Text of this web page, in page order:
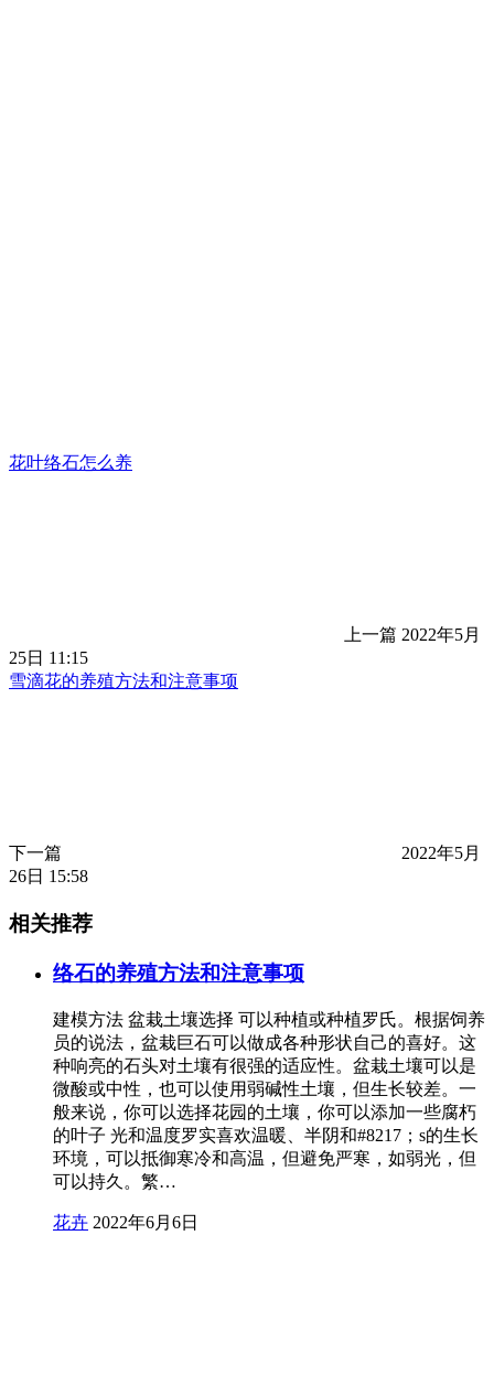
花叶络石怎么养
上一篇 2022年5月
25日 11:15
雪滴花的养殖方法和注意事项
下一篇
2022年5月
26日 15:58
相关推荐
络石的养殖方法和注意事项
建模方法 盆栽土壤选择 可以种植或种植罗氏。根据饲养
员的说法，盆栽巨石可以做成各种形状自己的喜好。这
种响亮的石头对土壤有很强的适应性。盆栽土壤可以是
微酸或中性，也可以使用弱碱性土壤，但生长较差。一
般来说，你可以选择花园的土壤，你可以添加一些腐朽
的叶子 光和温度罗实喜欢温暖、半阴和#8217；s的生长
环境，可以抵御寒冷和高温，但避免严寒，如弱光，但
可以持久。繁…
花卉 2022年6月6日